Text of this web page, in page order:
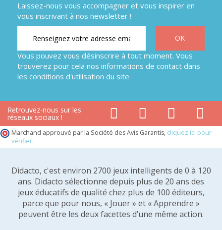
Laissez-nous vous accompagner et vous inspirer en
vous inscrivant à nos newsletter !
Vous pouvez vous désinscrire à tout moment. Vous
trouverez pour cela nos informations de contact dans
les conditions d'utilisation du site.
Retrouvez-nous sur les
réseaux sociaux !
Marchand approuvé par la Société des Avis Garantis, cliquez ici pour
vérifier.
Didacto, c'est environ 2700 jeux intelligents de 0 à 120
ans. Didacto sélectionne depuis plus de 20 ans des
jeux éducatifs de qualité chez plus de 100 éditeurs,
parce que pour nous, « Jouer » et « Apprendre »
peuvent être les deux facettes d’une même action.